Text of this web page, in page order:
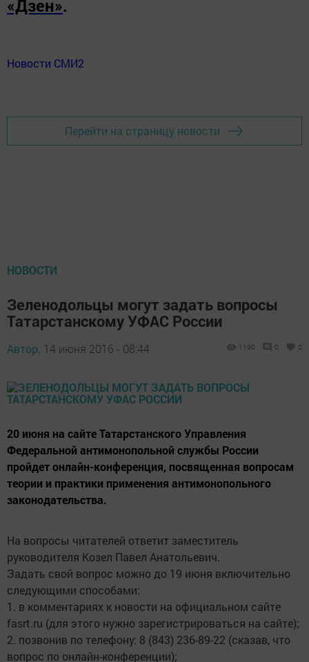
«Дзен».
Новости СМИ2
Перейти на страницу новости
НОВОСТИ
Зеленодольцы могут задать вопросы
Татарстанскому УФАС России
Автор, 14 июня 2016 - 08:44 1190 0 0
20 июня на сайте Татарстанского Управления
Федеральной антимонопольной службы России
пройдет онлайн-конференция, посвященная вопросам
теории и практики применения антимонопольного
законодательства.
На вопросы читателей ответит заместитель
руководителя Козел Павел Анатольевич.
Задать свой вопрос можно до 19 июня включительно
следующими способами:
1. в комментариях к новости на официальном сайте
fasrt.ru (для этого нужно зарегистрироваться на сайте);
2. позвонив по телефону: 8 (843) 236-89-22 (сказав, что
вопрос по онлайн-конференции);